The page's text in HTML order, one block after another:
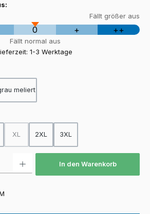
Fällt größer aus
0 + ++
Fällt normal aus
1-3 Werktage
meliert
XL
(Diese Option ist zurzeit nicht verfügbar.)
2XL 3XL
In den Warenkorb